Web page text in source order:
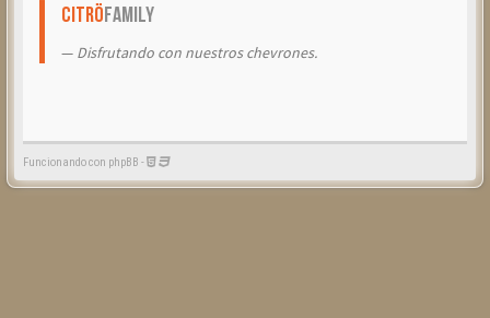
CitröFamily
Disfrutando con nuestros chevrones.
Funcionando con phpBB -